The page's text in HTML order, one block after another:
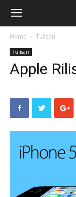
Home Tulisan
Tulisan
Apple